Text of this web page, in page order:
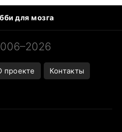
для мозга
в океанариуме
проекте Контакты